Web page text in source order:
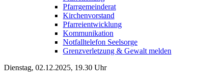
Pfarrgemeinderat
Kirchenvorstand
Pfarreientwicklung
Kommunikation
Notfalltelefon Seelsorge
Grenzverletzung & Gewalt melden
Dienstag, 02.12.2025, 19.30 Uhr